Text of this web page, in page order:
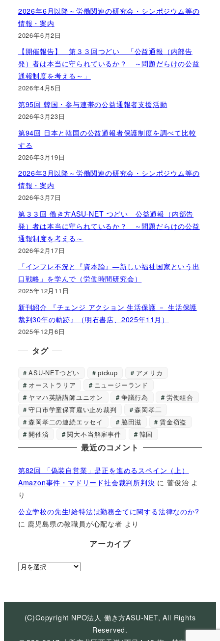
2026年6月以降～労働関連の研究会・シンポジウム等の
情報・案内
2026年6月2日
【開催報告】 第３３回つどい 「公益通報（内部告
発）者は本当に守られているか？ ～問題だらけの公益
通報制度を考える～」
2026年4月5日
第95回 韓国・参与連帯の公益通報者支援活動
2026年3月23日
第94回 日本と韓国の公益通報者保護制度を調べて比較
する
2026年3月19日
2026年3月以降～労働関連の研究会・シンポジウム等の
情報・案内
2026年3月7日
第３３回 働き方ASU-NET つどい 公益通報（内部告
発）者は本当に守られているか？ ～問題だらけの公益
通報制度を考える～
2026年2月17日
「インフレ不況と『資本論』―新しい福祉国家という出
口戦略」を学んで（労働時間研究会）
2025年12月11日
新刊紹介 『チェンジ アクション 生活保護 － 生活保護
裁判30年の軌跡』（明石書店、2025年11月）
2025年12月6日
タグ
ASU-NETつどい pickup
アメリカ
オーストラリア
ニュージーランド
ヤマハ英語講師ユニオン
争議行為
労働組合
守口市学童保育雇い止め裁判
森岡孝二
森岡孝二の連続エッセイ
脇田滋
賃金窃盗
開催済
関大不当解雇事件 韓国
最近のコメント
第82回 「偽装自営業」是正を進めるスペイン（上）
Amazon事件・マドリード社会裁判所判決 に菅俊治 よ
り
公立学校の先生!給特法は勤務全てに関する法律なのか?
に 鹿児島県の教職員が心配な者 より
アーカイブ
ア
イ
(C)Copyright NPO法人 働き方ASU-NET, All Rights
Reserved.